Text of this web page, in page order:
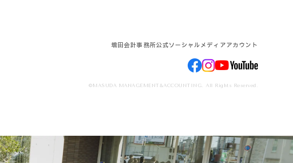
増田会計事務所公式ソーシャルメディアアカウント
©MASUDA MANAGEMENT&ACCOUNTING. All Rights Reserved.